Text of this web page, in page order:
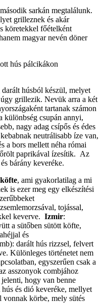
sarkán megtalálunk.
grilleznek és akár
köretekkel főételként
magyar nevén döner
hús pálcikákon
darált húsból készül, melyet
grillezik. Nevük arra a két
tartanak számon
különbség csupán annyi,
nagy adag csípős és édes
neutrálisabb íze van,
a bors mellett néha római
paprikával ízesítik. Az
bárány keveréke.
köfte, ami gyakorlatilag a mi
is ezer meg egy elkészítési
tojással,
keverve. Izmir:
a sütőben sütött köfte,
és
darált hús rizzsel, felvert
Különleges történetet nem
egyszerűen csak a
asszonyok combjához
hogy van benne
és dió keveréke, mellyet
vonnak körbe, mely sütés